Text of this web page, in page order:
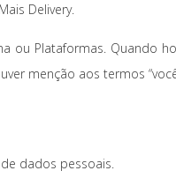
Delivery.
Plataformas. Quando
menção aos termos
dados pessoais.